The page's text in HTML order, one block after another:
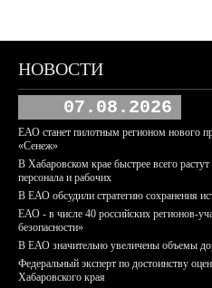
НОВОСТИ
07.08.2026
ЕАО станет пилотным регионом нового
«Сенеж»
В Хабаровском крае быстрее всего
персонала и рабочих
В ЕАО обсудили стратегию сохранения
ЕАО - в числе 40 российских регионов-
безопасности»
В ЕАО значительно увеличены объемы
Федеральный эксперт по достоинству
Хабаровского края